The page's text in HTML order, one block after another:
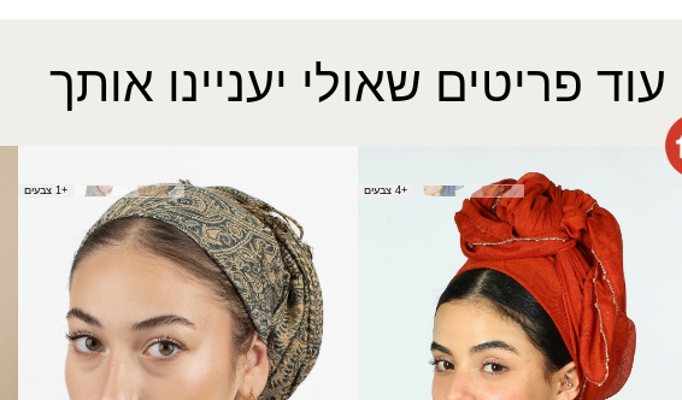
עוד פריטים שאולי יעניינו אותך
מיטל
+4 צבעים
₪
+1 צבעים